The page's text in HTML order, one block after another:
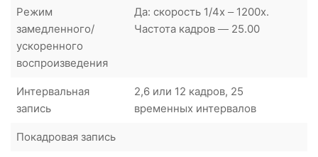
Режим
замедленного/
ускоренного
воспроизведения
Да: скорость 1/4x – 1200x.
Частота кадров — 25.00
Интервальная
запись
2,6 или 12 кадров, 25
временных интервалов
Покадровая запись